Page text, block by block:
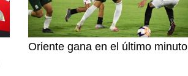
Oriente gana en el último minuto